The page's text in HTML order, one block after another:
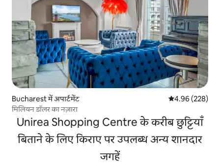
Bucharest में अपार्टमेंट औसत रेटिंग 5 में से
4.96 (228)
मिलियन डॉलर का नज़ारा
Unirea Shopping Centre के करीब छुट्टियाँ
बिताने के लिए किराए पर उपलब्ध अन्य शानदार
जगहें